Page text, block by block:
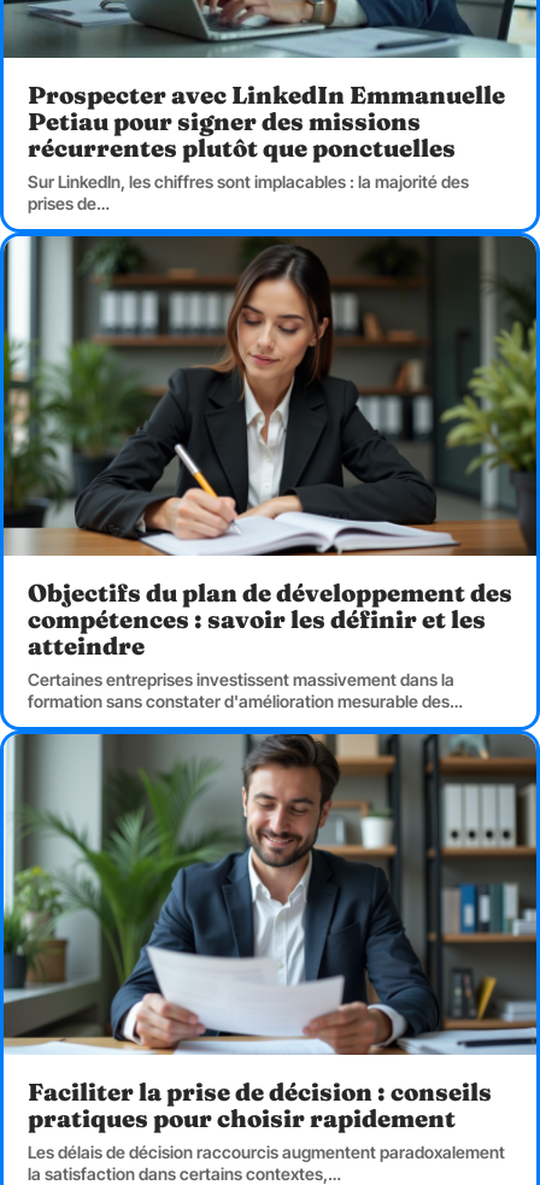
Prospecter avec LinkedIn Emmanuelle
Petiau pour signer des missions
récurrentes plutôt que ponctuelles
Sur LinkedIn, les chiffres sont implacables : la majorité des
prises de…
Objectifs du plan de développement des
compétences : savoir les définir et les
atteindre
Certaines entreprises investissent massivement dans la
formation sans constater d'amélioration mesurable des…
Faciliter la prise de décision : conseils
pratiques pour choisir rapidement
Les délais de décision raccourcis augmentent paradoxalement
la satisfaction dans certains contextes,…